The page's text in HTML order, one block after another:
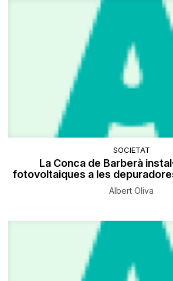
SOCIETAT
La Conca de Barberà
fotovoltaiques a les
Albert Oliva